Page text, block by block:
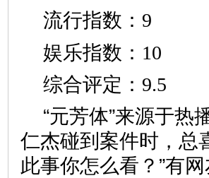
流行指数：9
娱乐指数：10
综合评定：9.5
“元芳体”来源于热
仁杰碰到案件时，总
此事你怎么看？”有